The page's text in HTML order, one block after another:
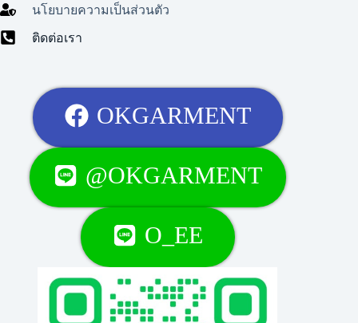
นโยบายความเป็นส่วนตัว
ติดต่อเรา
OKGARMENT
@OKGARMENT
O_EE